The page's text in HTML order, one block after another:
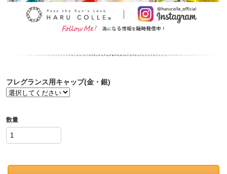
フレグランス用キャップ(金・銀)
数量